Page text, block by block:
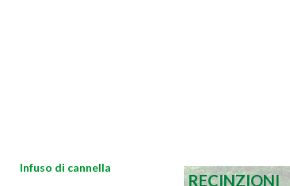
Infuso di cannella
RECINZIONI